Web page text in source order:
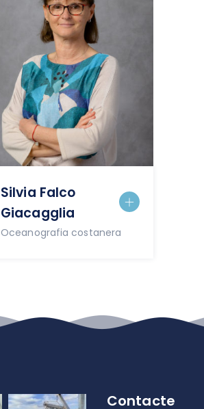
Silvia Falco
Giacagglia
Oceanografia costanera
Contacte